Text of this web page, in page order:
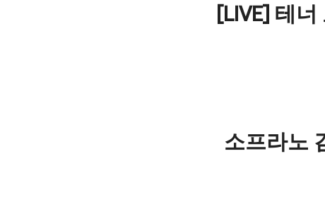
[LIVE] 테
소프라노